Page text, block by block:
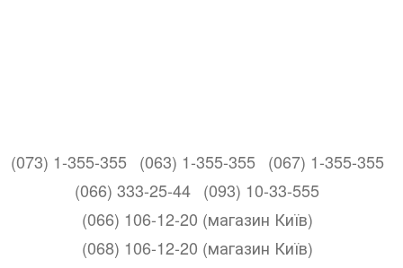
(073) 1-355-355 (063) 1-355-355 (067) 1-355-355
(066) 333-25-44 (093) 10-33-555
(066) 106-12-20 (магазин Київ)
(068) 106-12-20 (магазин Київ)